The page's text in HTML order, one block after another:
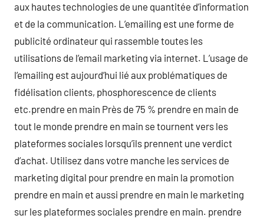
aux hautes technologies de une quantitée d’information
et de la communication. L’emailing est une forme de
publicité ordinateur qui rassemble toutes les
utilisations de l’email marketing via internet. L’usage de
l’emailing est aujourd’hui lié aux problématiques de
fidélisation clients, phosphorescence de clients
etc.prendre en main Près de 75 % prendre en main de
tout le monde prendre en main se tournent vers les
plateformes sociales lorsqu’ils prennent une verdict
d’achat. Utilisez dans votre manche les services de
marketing digital pour prendre en main la promotion
prendre en main et aussi prendre en main le marketing
sur les plateformes sociales prendre en main. prendre